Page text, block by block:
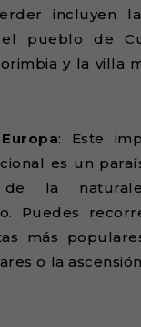
incluyen
el pueblo de
y la villa
: Este
es un
de la
Puedes
más
o la